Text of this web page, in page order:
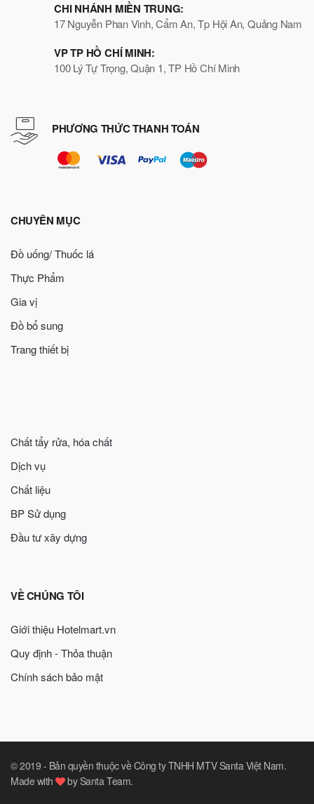
CHI NHÁNH MIỀN TRUNG:
17 Nguyễn Phan Vinh, Cẩm An, Tp Hội An, Quảng Nam
VP TP HỒ CHÍ MINH:
100 Lý Tự Trọng, Quận 1, TP Hồ Chí Minh
PHƯƠNG THỨC THANH TOÁN
CHUYÊN MỤC
Đồ uống/ Thuốc lá
Thực Phẩm
Gia vị
Đồ bổ sung
Trang thiết bị
Chất tẩy rửa, hóa chất
Dịch vụ
Chất liệu
BP Sử dụng
Đầu tư xây dựng
VỀ CHÚNG TÔI
Giới thiệu Hotelmart.vn
Quy định - Thỏa thuận
Chính sách bảo mật
© 2019 - Bản quyền thuộc về Công ty TNHH MTV Santa Việt Nam.
Made with
by Santa Team.